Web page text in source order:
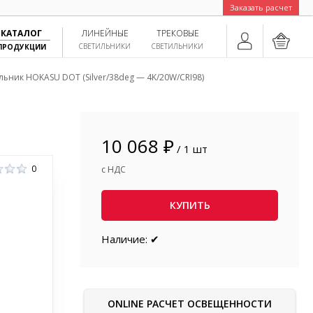
Заказать расчет
ТРЕКОВЫЕ
СВЕТИЛЬНИКИ
ЛИНЕЙНЫЕ
СВЕТИЛЬНИКИ
КАТАЛОГ
HOKASU DOT (Silver/38deg — 4K/20W/CRI98)
0
10 068 ₽ / 1 шт
с НДС
КУПИТЬ
Наличие: ✔
ONLINE РАСЧЕТ ОСВЕЩЕННОСТИ